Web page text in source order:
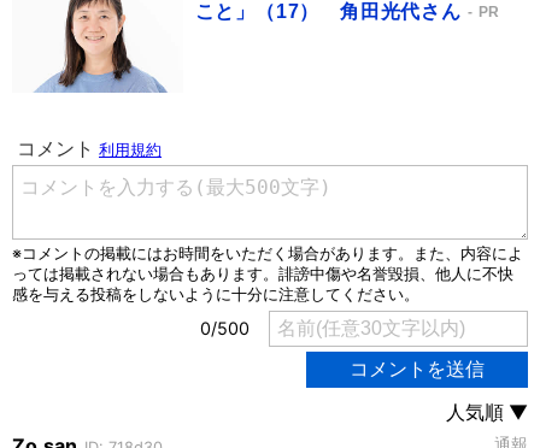
こと」（17） 角田光代さん
PR